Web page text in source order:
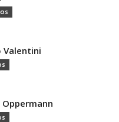
Valentini